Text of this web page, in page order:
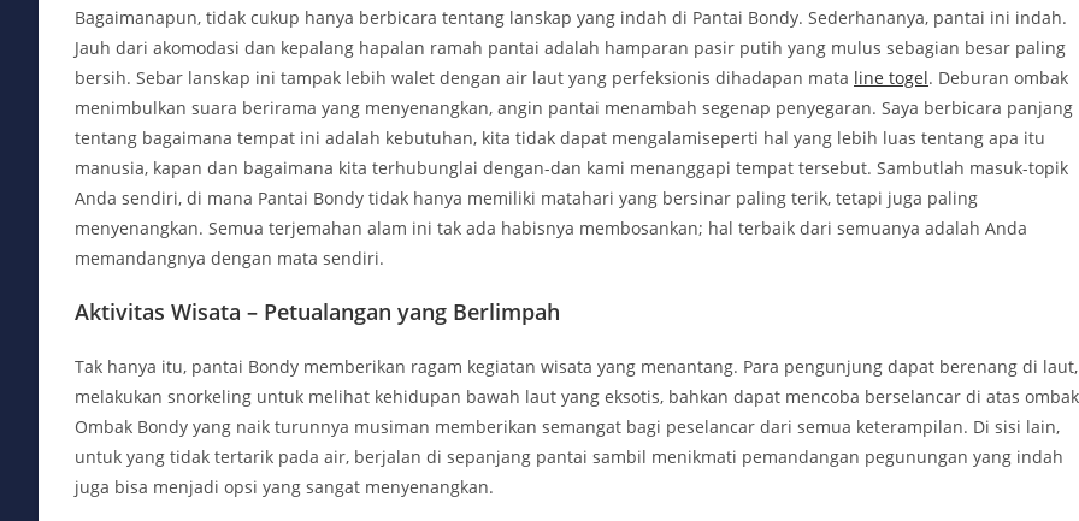
Bagaimanapun, tidak cukup hanya berbicara tentang lanskap yang indah di Pantai Bondy. Sederhananya, pantai ini indah.
Jauh dari akomodasi dan kepalang hapalan ramah pantai adalah hamparan pasir putih yang mulus sebagian besar paling
bersih. Sebar lanskap ini tampak lebih walet dengan air laut yang perfeksionis dihadapan mata line togel. Deburan ombak
menimbulkan suara berirama yang menyenangkan, angin pantai menambah segenap penyegaran. Saya berbicara panjang
tentang bagaimana tempat ini adalah kebutuhan, kita tidak dapat mengalamiseperti hal yang lebih luas tentang apa itu
manusia, kapan dan bagaimana kita terhubunglai dengan-dan kami menanggapi tempat tersebut. Sambutlah masuk-topik
Anda sendiri, di mana Pantai Bondy tidak hanya memiliki matahari yang bersinar paling terik, tetapi juga paling
menyenangkan. Semua terjemahan alam ini tak ada habisnya membosankan; hal terbaik dari semuanya adalah Anda
memandangnya dengan mata sendiri.
Aktivitas Wisata – Petualangan yang Berlimpah
Tak hanya itu, pantai Bondy memberikan ragam kegiatan wisata yang menantang. Para pengunjung dapat berenang di laut,
melakukan snorkeling untuk melihat kehidupan bawah laut yang eksotis, bahkan dapat mencoba berselancar di atas
Ombak Bondy yang naik turunnya musiman memberikan semangat bagi peselancar dari semua keterampilan. Di sisi lain,
untuk yang tidak tertarik pada air, berjalan di sepanjang pantai sambil menikmati pemandangan pegunungan yang indah
juga bisa menjadi opsi yang sangat menyenangkan.